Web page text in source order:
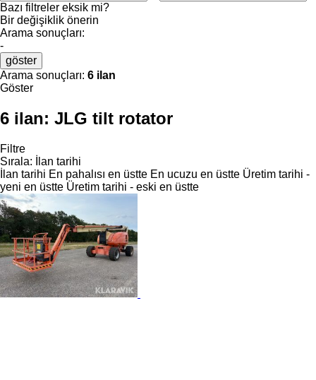
Bazı filtreler eksik mi?
Bir değişiklik önerin
Arama sonuçları:
-
göster
Arama sonuçları: 6 ilan
Göster
6 ilan: JLG tilt rotator
Filtre
Sırala:
İlan tarihi
İlan tarihi En pahalısı en üstte En ucuzu en üstte Üretim tarihi -
yeni en üstte Üretim tarihi - eski en üstte